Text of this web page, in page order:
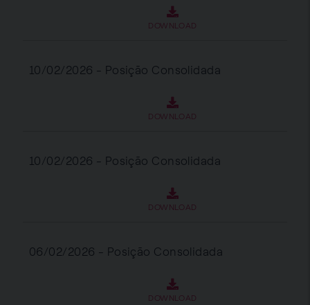
DOWNLOAD
10/02/2026 - Posição Consolidada
DOWNLOAD
10/02/2026 - Posição Consolidada
DOWNLOAD
06/02/2026 - Posição Consolidada
DOWNLOAD